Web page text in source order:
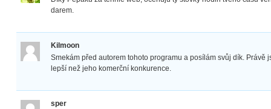
darem.
Kilmoon
Smekám před autorem tohoto programu a posílám svůj dík. Právě
lepší než jeho komerční konkurence.
sper